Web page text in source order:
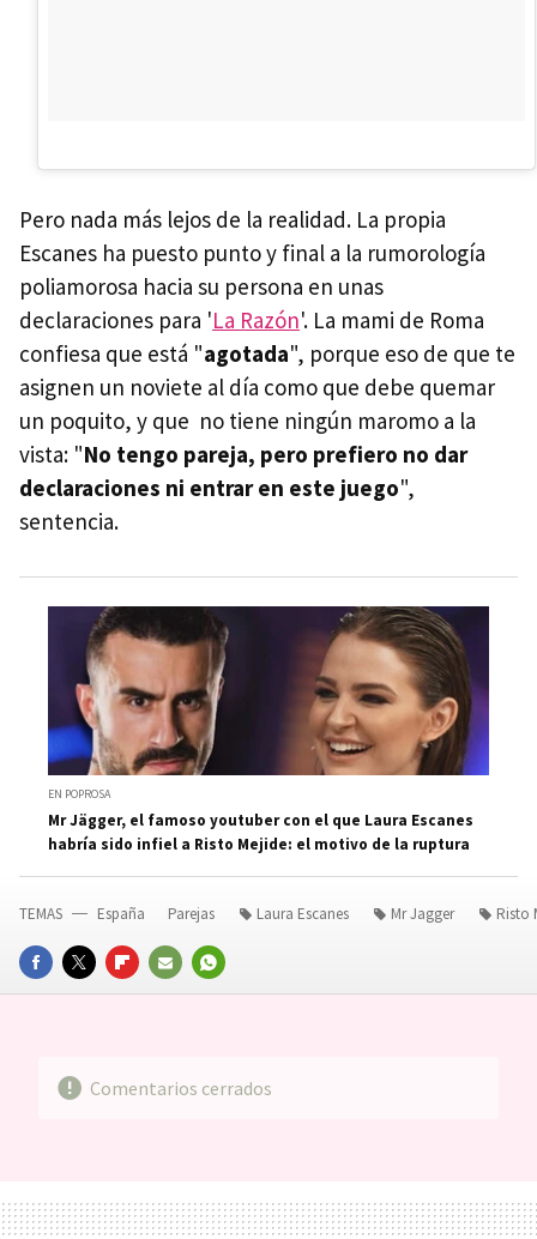
Pero nada más lejos de la realidad. La propia
Escanes ha puesto punto y final a la rumorología
poliamorosa hacia su persona en unas
declaraciones para 'La Razón'. La mami de Roma
confiesa que está "agotada", porque eso de que te
asignen un noviete al día como que debe quemar
un poquito, y que no tiene ningún maromo a la
vista: "No tengo pareja, pero prefiero no dar
declaraciones ni entrar en este juego",
sentencia.
EN POPROSA
Mr Jägger, el famoso youtuber con el que Laura Escanes
habría sido infiel a Risto Mejide: el motivo de la ruptura
FACEBOOKTWITTERFLIPBOARD
E-
WHATSAPP
TEMAS España Parejas Laura Escanes Mr Jagger Risto
Comentarios cerrados